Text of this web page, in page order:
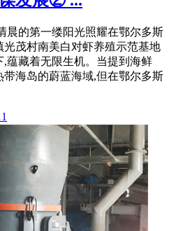
晨的第一缕阳光照耀在鄂尔多斯
茂村南美白对虾养殖示范基地
,蕴藏着无限生机。当提到海鲜
带海岛的蔚蓝海域,但在鄂尔多斯